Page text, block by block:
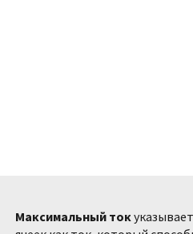
Максимальный ток